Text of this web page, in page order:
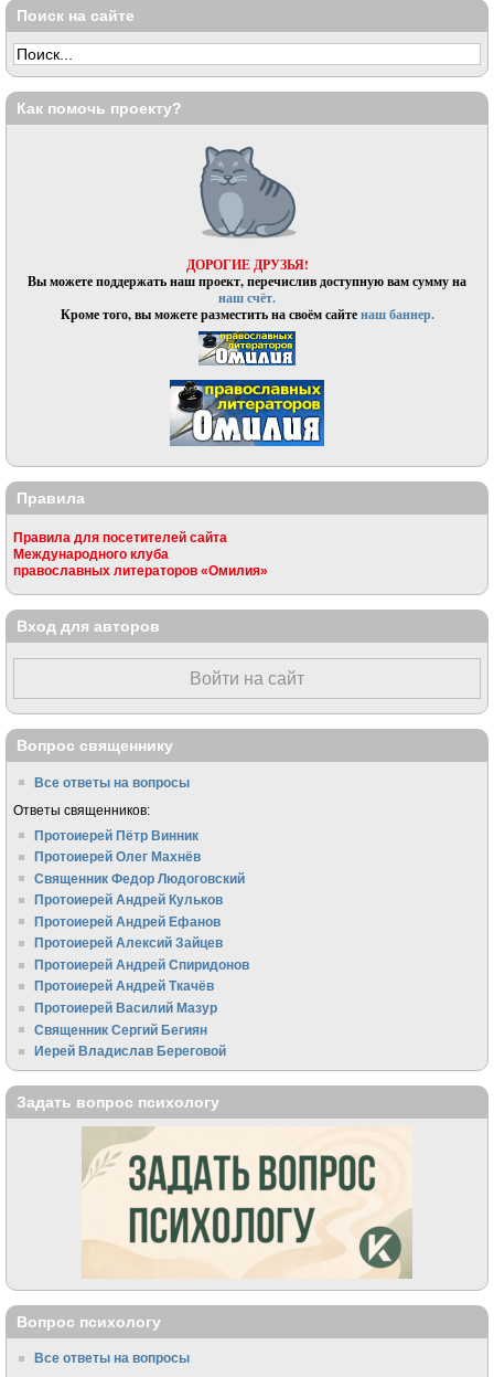
Поиск на сайте
Как помочь проекту?
ДОРОГИЕ ДРУЗЬЯ!
Вы можете поддержать наш проект, перечислив доступную вам сумму на
наш счёт.
Кроме того, вы можете разместить на своём сайтенаш баннер.
Правила
Правила для посетителей сайта
Международного клуба
православных литераторов «Омилия»
Вход для авторов
Войти на сайт
Вопрос священнику
Все ответы на вопросы
Ответы священников:
Протоиерей Пётр Винник
Протоиерей Олег Махнёв
Священник Федор Людоговский
Протоиерей Андрей Кульков
Протоиерей Андрей Ефанов
Протоиерей Алексий Зайцев
Протоиерей Андрей Спиридонов
Протоиерей Андрей Ткачёв
Протоиерей Василий Мазур
Священник Сергий Бегиян
Иерей Владислав Береговой
Задать вопрос психологу
Вопрос психологу
Все ответы на вопросы